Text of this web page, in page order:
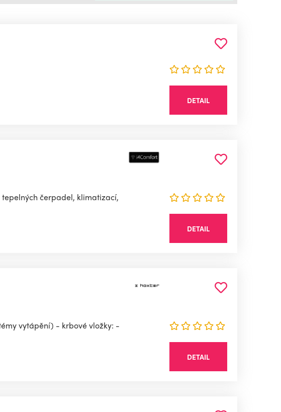
DETAIL
čerpadel, klimatizací,
DETAIL
vytápění) - krbové vložky: -
DETAIL